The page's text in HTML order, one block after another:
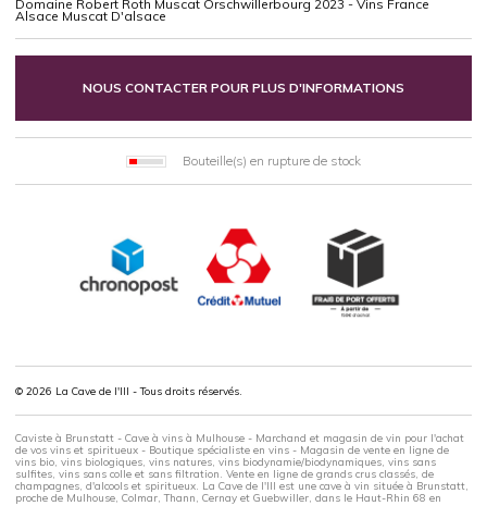
Domaine Robert Roth Muscat Orschwillerbourg 2023 - Vins France
Alsace Muscat D'alsace
NOUS CONTACTER POUR PLUS D'INFORMATIONS
Bouteille(s) en rupture de stock
© 2026 La Cave de l'Ill - Tous droits réservés.
Caviste à Brunstatt - Cave à vins à Mulhouse - Marchand et magasin de vin pour l'achat
de vos vins et spiritueux - Boutique spécialiste en vins - Magasin de vente en ligne de
vins bio, vins biologiques, vins natures, vins biodynamie/biodynamiques, vins sans
sulfites, vins sans colle et sans filtration. Vente en ligne de grands crus classés, de
champagnes, d'alcools et spiritueux. La Cave de l'Ill est une cave à vin située à Brunstatt,
proche de Mulhouse, Colmar, Thann, Cernay et Guebwiller, dans le Haut-Rhin 68 en